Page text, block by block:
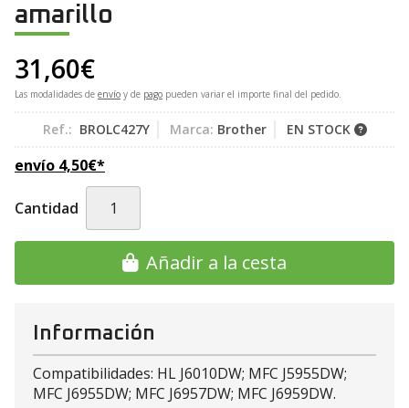
amarillo
31,60€
Las modalidades de envío y de pago pueden variar el importe final del pedido.
Ref.: BROLC427Y Marca: Brother EN STOCK
envío 4,50€*
Cantidad
Añadir a la cesta
Información
Compatibilidades: HL J6010DW; MFC J5955DW;
MFC J6955DW; MFC J6957DW; MFC J6959DW.